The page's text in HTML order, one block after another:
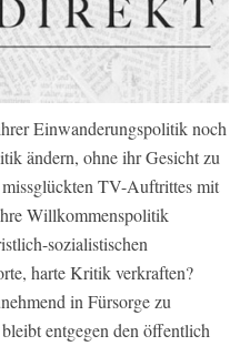
Einwanderungspolitik noch
ändern, ohne ihr Gesicht zu
TV-Auftrittes mit
Willkommenspolitik
sozialistischen
harte Kritik verkraften?
in Fürsorge zu
entgegen den öffentlich